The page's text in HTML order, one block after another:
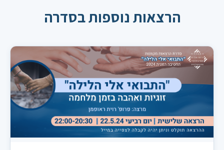
הרצאות נוספות בסדרה